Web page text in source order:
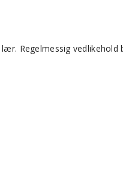
Regelmessig